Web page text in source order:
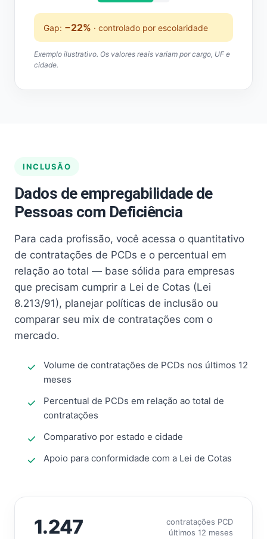
Gap: −22% · controlado por escolaridade
Exemplo ilustrativo. Os valores reais variam por cargo, UF e
cidade.
INCLUSÃO
Dados de empregabilidade de
Pessoas com Deficiência
Para cada profissão, você acessa o quantitativo
de contratações de PCDs e o percentual em
relação ao total — base sólida para empresas
que precisam cumprir a Lei de Cotas (Lei
8.213/91), planejar políticas de inclusão ou
comparar seu mix de contratações com o
mercado.
Volume de contratações de PCDs nos últimos 12
meses
Percentual de PCDs em relação ao total de
contratações
Comparativo por estado e cidade
Apoio para conformidade com a Lei de Cotas
1.247
contratações PCD
últimos 12 meses